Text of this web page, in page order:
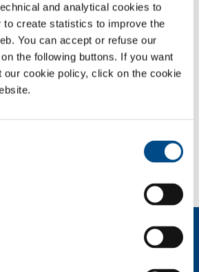
and analytical cookies to
to create statistics to improve the
You can accept or refuse our
the following buttons. If you want
our cookie policy, click on the cookie